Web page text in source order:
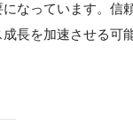
なっています。信
長を加速させる可